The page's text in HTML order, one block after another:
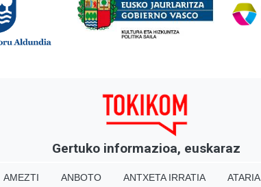
Gertuko informazioa, euskaraz
AMEZTI ANBOTO ANTXETA IRRATIA ATARIA